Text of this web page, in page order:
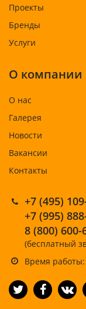
Проекты
Бренды
Услуги
О компании
О нас
Галерея
Новости
Вакансии
Контакты
+7 (495)
+7 (995)
8 (800) 600-
(бесплатный
Время